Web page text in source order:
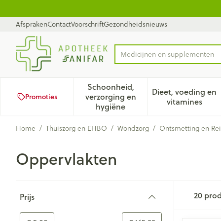
AfsprakenContactVoorschriftGezondheidsnieuws
Product, merk, categorie...
Promoties
Schoonheid,
verzorging en
hygiëneToon submenu voor
Dieet, voeding en
vitamines
Toon
Home / Thuiszorg en EHBO / Wondzorg / Ontsmetting en
Oppervlakten
Prijs
20